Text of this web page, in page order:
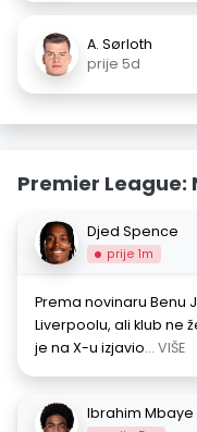
A. Sørloth
prije 5d
Premier League:
Djed Spence
prije 1m
Prema novinaru Benu
Liverpoolu, ali klub ne
je na X-u izjavio... VIŠE
Ibrahim Mbaye